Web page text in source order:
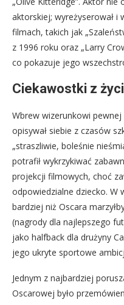
aktorskiej; wyreżyserował i
filmach, takich jak
z 1996 roku oraz „Larry
co pokazuje jego
Ciekawostki z
Wbrew wizerunkowi
opisywał siebie z czasów
„straszliwie, boleśnie
potrafił wykrzykiwać
projekcji filmowych, choć
odpowiedzialne dziecko. W
bardziej niż Oscara
(nagrody dla najlepszego
jako halfback dla drużyny
jego ukryte sportowe
Jednym z najbardziej
Oscarowej było